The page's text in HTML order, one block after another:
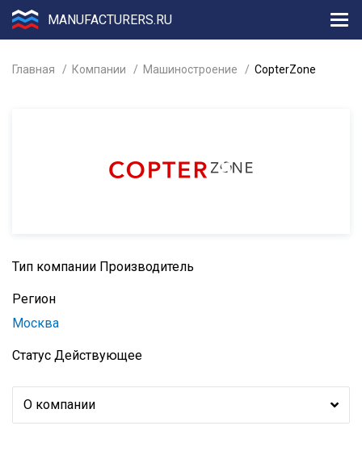
MANUFACTURERS.RU
Главная Компании Машиностроение CopterZone
Тип компании Производитель
Регион
Москва
Статус Действующее
О компании